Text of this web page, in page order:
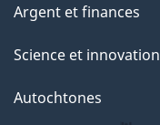
Argent et finances
Science et innovation
Autochtones